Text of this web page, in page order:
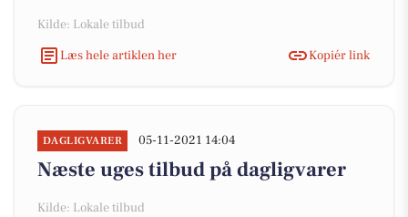
Kilde: Lokale tilbud
Læs hele artiklen her
Kopiér link
DAGLIGVARER 05-11-2021 14:04
Næste uges tilbud på dagligvarer
Kilde: Lokale tilbud